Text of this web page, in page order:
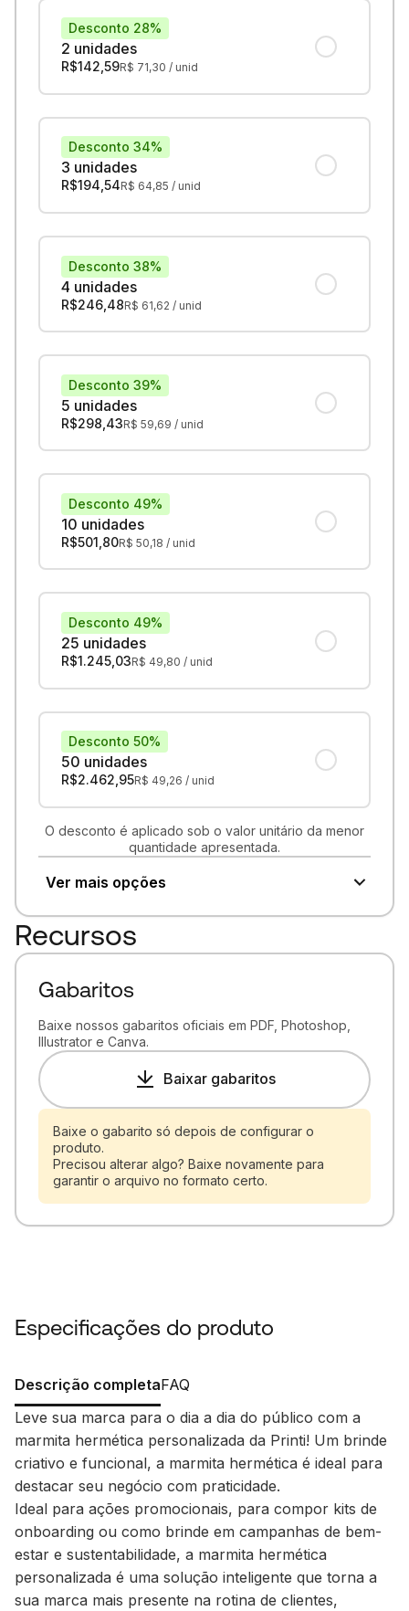
2 unidades
Desconto 28%
R$142,59R$ 71,30 / unid
3 unidades
Desconto 34%
R$194,54R$ 64,85 / unid
4 unidades
Desconto 38%
R$246,48R$ 61,62 / unid
5 unidades
Desconto 39%
R$298,43R$59,69 / unid
10 unidades
Desconto 49%
R$501,80R$50,18 / unid
25 unidades
Desconto 49%
R$1.245,03R$ 49,80 / unid
50 unidades
Desconto 50%
R$2.462,95R$ 49,26 / unid
O desconto é aplicado sob o valor unitário da menor
quantidade apresentada.
Ver mais opções
Recursos
Gabaritos
Baixe nossos gabaritos oficiais em PDF, Photoshop,
Illustrator e Canva.
Baixar gabaritos
Baixe o gabarito só depois de configurar o
produto.
Precisou alterar algo? Baixe novamente para
garantir o arquivo no formato certo.
Especificações do produto
Descrição completaFAQ
Leve sua marca para o dia a dia do público com a
marmita hermética personalizada da Printi! Um brinde
criativo e funcional, a marmita hermética é ideal para
destacar seu negócio com praticidade.
Ideal para ações promocionais, para compor kits de
onboarding ou como brinde em campanhas de bem-
estar e sustentabilidade, a marmita hermética
personalizada é uma solução inteligente que torna a
sua marca mais presente na rotina de clientes,